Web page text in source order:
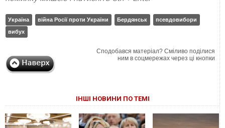
Україна війна Росії проти України Бердянськ
псевдовибори
вибух
Сподобався матеріал? Сміливо поділися
ним в соцмережах через ці кнопки
ІНШІ НОВИНИ ПО ТЕМІ